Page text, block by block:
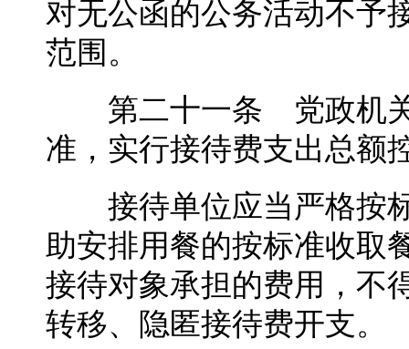
对无公函的公务活动不予
范围。
第二十一条 党政机关
准，实行接待费支出总额
接待单位应当严格按标
助安排用餐的按标准收取
接待对象承担的费用，不
转移、隐匿接待费开支。